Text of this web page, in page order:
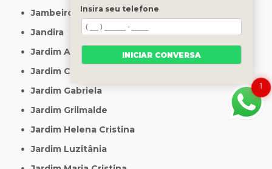
Jambeiro
Jandira
Jardim Arize
Jardim Caguacú
Jardim Gabriela
Jardim Grilmalde
Jardim Helena Cristina
Jardim Luzitânia
1
Insira seu telefone
INICIAR CONVERSA